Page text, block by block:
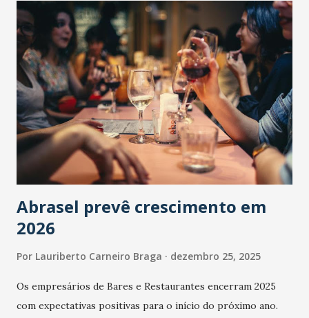
Abrasel prevê crescimento em
2026
Por Lauriberto Carneiro Braga dezembro 25, 2025
Os empresários de Bares e Restaurantes encerram 2025
com expectativas positivas para o início do próximo ano.